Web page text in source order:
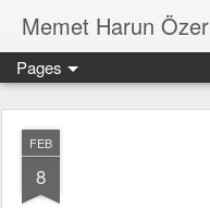
Memet Harun Özer
Pages
FEB
8